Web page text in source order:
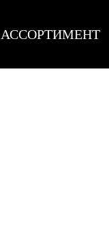
АССОРТИМЕНТ